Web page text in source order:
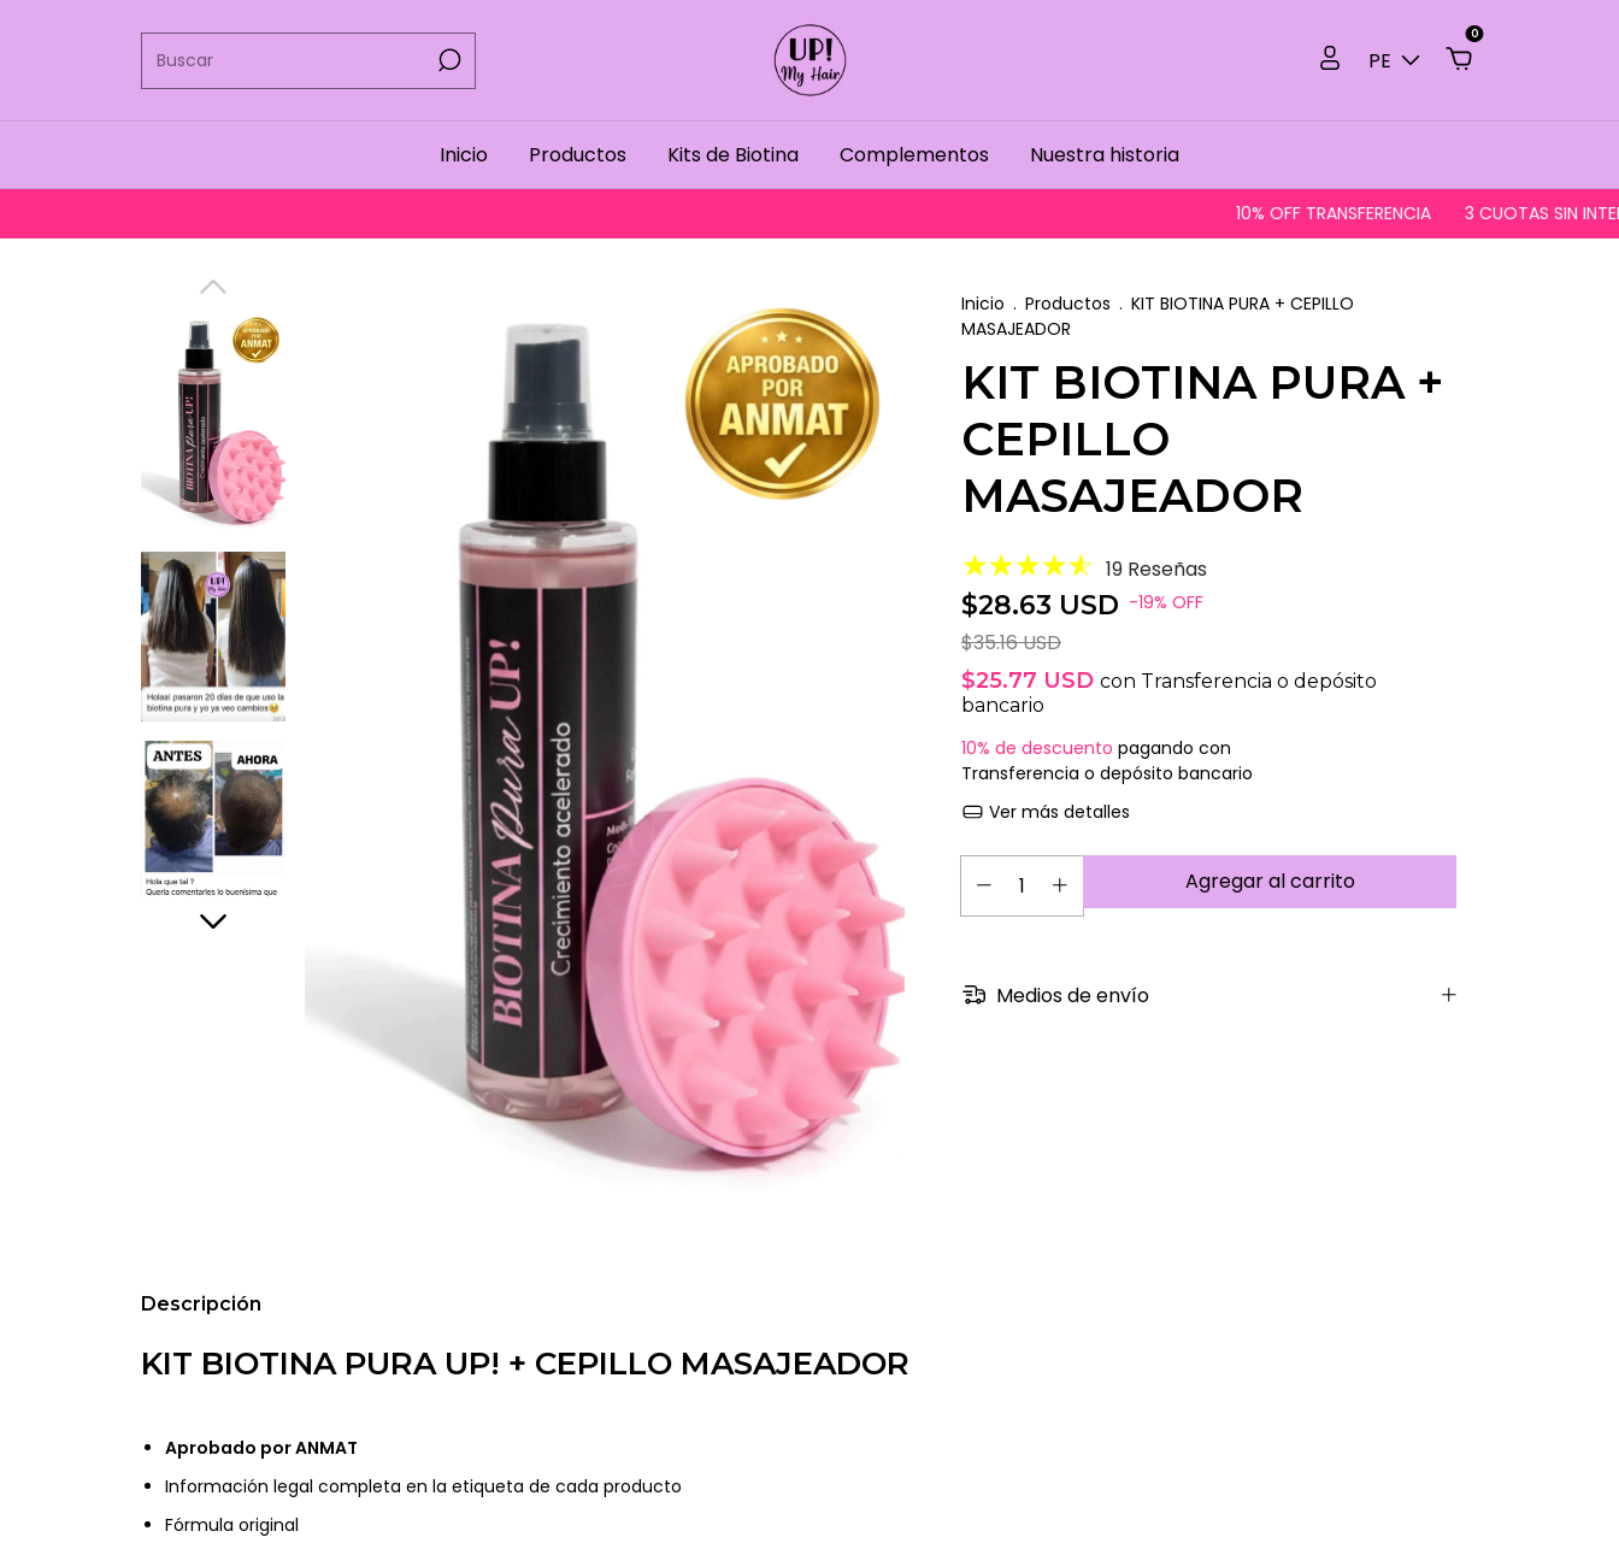
PE
0
Inicio Productos Kits de Biotina Complementos Nuestra historia
10% OFF TRANSFERENCIA 3 CUOTAS SIN INTERÉS
Inicio . Productos . KIT BIOTINA PURA + CEPILLO
MASAJEADOR
KIT BIOTINA PURA +
CEPILLO
MASAJEADOR
19 Reseñas
$28.63 USD -19% OFF
$35.16 USD
$25.77 USD con Transferencia o depósito
bancario
10% de descuento pagando con
Transferencia o depósito bancario
Ver más detalles
Medios de envío
Descripción
KIT BIOTINA PURA UP! + CEPILLO MASAJEADOR
Aprobado por ANMAT
Información legal completa en la etiqueta de cada producto
Fórmula original